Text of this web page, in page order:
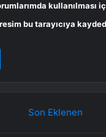
kullanılması
bu tarayıcıya
Son Eklenen